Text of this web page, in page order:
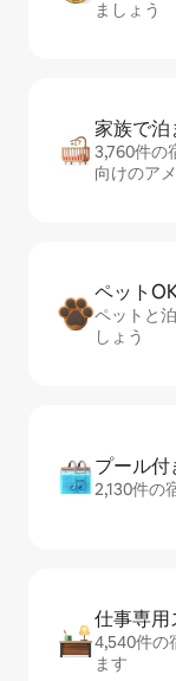
ましょう
家族で泊
3,760件の
向けのア
ペット
ペットと
しょう
プール
2,130件の
仕事専用
4,540件の
ます